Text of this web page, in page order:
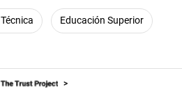
Educación Superior